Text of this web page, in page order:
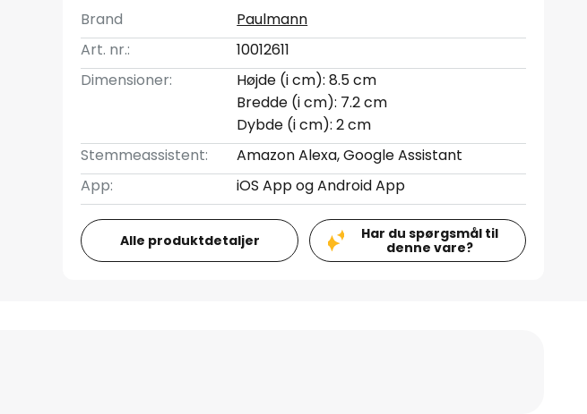
Brand
Paulmann
Art. nr.:
10012611
Dimensioner:
Højde (i cm): 8.5 cm
Bredde (i cm): 7.2 cm
Dybde (i cm): 2 cm
Stemmeassistent:
Amazon Alexa, Google Assistant
App:
iOS App og Android App
Alle produktdetaljer
Har du spørgsmål til
denne vare?